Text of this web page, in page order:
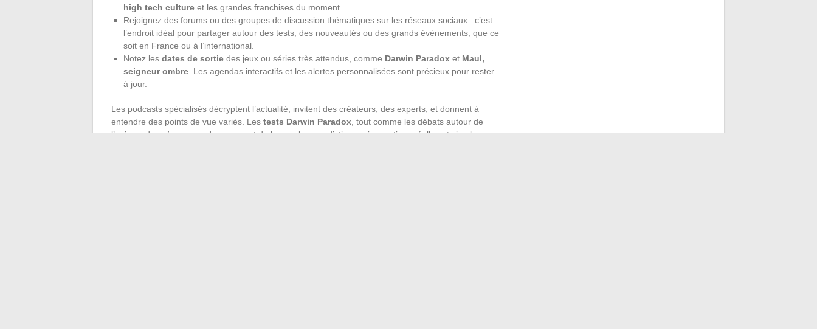
high tech culture et les grandes franchises du moment.
Rejoignez des forums ou des groupes de discussion thématiques sur les réseaux sociaux : c’est
l’endroit idéal pour partager autour des tests, des nouveautés ou des grands événements, que ce
soit en France ou à l’international.
Notez les dates de sortie des jeux ou séries très attendus, comme Darwin Paradox et Maul,
seigneur ombre . Les agendas interactifs et les alertes personnalisées sont précieux pour rester
à jour.
Les podcasts spécialisés décryptent l’actualité, invitent des créateurs, des experts, et donnent à
entendre des points de vue variés. Les tests Darwin Paradox , tout comme les débats autour de
l’univers de
seigneur ombre
, servent de boussole pour distinguer innovations réelles et simples